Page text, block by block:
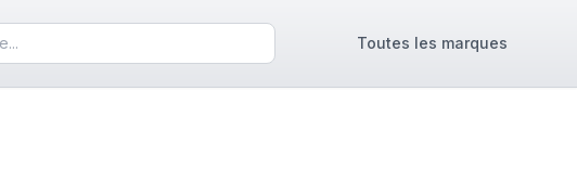
Toutes les marques